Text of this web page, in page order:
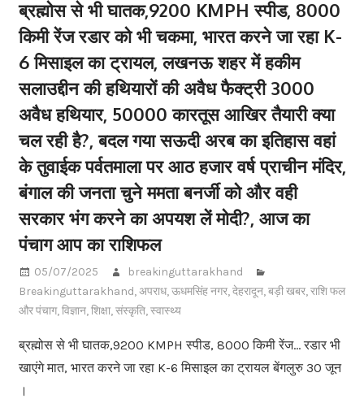
ब्रह्मोस से भी घातक,9200 KMPH स्पीड, 8000
किमी रेंज रडार को भी चकमा, भारत करने जा रहा K-
6 मिसाइल का ट्रायल, लखनऊ शहर में हकीम
सलाउद्दीन की हथियारों की अवैध फैक्ट्री 3000
अवैध हथियार, 50000 कारतूस आखिर तैयारी क्या
चल रही है?, बदल गया सऊदी अरब का इतिहास वहां
के तुवाईक पर्वतमाला पर आठ हजार वर्ष प्राचीन मंदिर,
बंगाल की जनता चुने ममता बनर्जी को और वही
सरकार भंग करने का अपयश लें मोदी?, आज का
पंचाग आप का राशिफल
05/07/2025
breakinguttarakhand
Breakinguttarakhand,अपराध,ऊधमसिंह नगर,देहरादून,बड़ी खबर,राशि फल
और पंचाग,विज्ञान,शिक्षा,संस्कृति,स्वास्थ्य
ब्रह्मोस से भी घातक,9200 KMPH स्पीड, 8000 किमी रेंज… रडार भी
खाएंगे मात, भारत करने जा रहा K-6 मिसाइल का ट्रायल बेंगलुरु 30 जून
।